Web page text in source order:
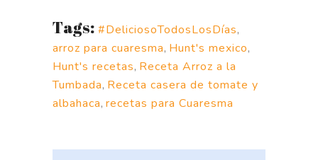
Tags: #DeliciosoTodosLosDías,
arroz para cuaresma, Hunt's mexico,
Hunt's recetas, Receta Arroz a la
Tumbada, Receta casera de tomate y
albahaca, recetas para Cuaresma